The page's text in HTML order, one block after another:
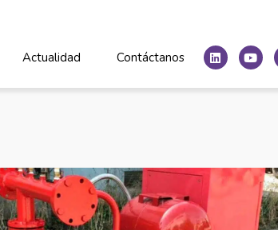
Actualidad Contáctanos